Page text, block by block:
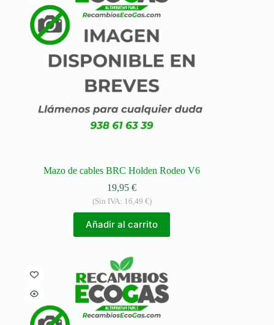
Mazo de cables BRC Holden Rodeo V6
19,95€
(Sin IVA: 16,49 €)
Añadir al carrito